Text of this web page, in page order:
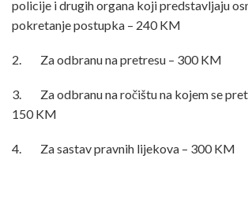
policije idrugih organa koji predstavljaju
pokretanje postupka – 240 KM
2. Za odbranu na pretresu – 300 KM
3. Za odbranu na ročištu na kojem se
150 KM
4. Za sastav pravnih lijekova – 300 KM